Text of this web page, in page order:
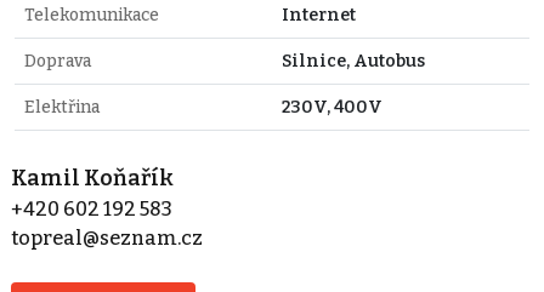
Telekomunikace Internet
Doprava Silnice, Autobus
Elektřina 230V, 400V
Kamil Koňařík
+420 602 192 583
topreal@seznam.cz